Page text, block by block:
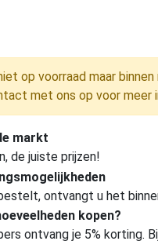
op voorraad maar
met ons op voor meer
markt
de juiste prijzen!
ontvangt u het
kopen?
ontvang je 5% korting.